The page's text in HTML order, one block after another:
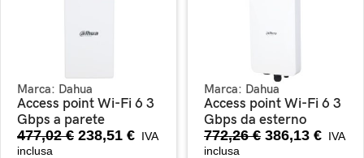
Marca: Dahua
Access point Wi-Fi 6 3
Gbps a parete
477,02€ 238,51 € IVA
inclusa
Marca: Dahua
Access point Wi-Fi 6 3
Gbps da esterno
772,26€ 386,13 € IVA
inclusa